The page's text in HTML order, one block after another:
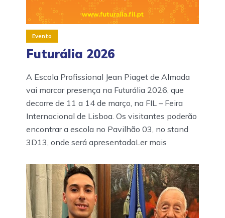
Evento
Futurália 2026
A Escola Profissional Jean Piaget de Almada
vai marcar presença na Futurália 2026, que
decorre de 11 a 14 de março, na FIL – Feira
Internacional de Lisboa. Os visitantes poderão
encontrar a escola no Pavilhão 03, no stand
3D13, onde será apresentadaLer mais